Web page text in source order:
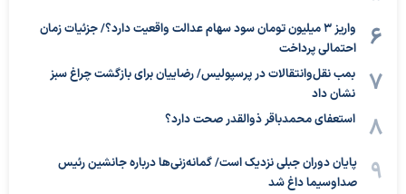
واریز ۳ میلیون تومان سود سهام عدالت واقعیت دارد؟/ جزئیات زمان
احتمالی پرداخت
بمب نقل‌وانتقالات در پرسپولیس/ رضاییان برای بازگشت چراغ سبز
نشان داد
استعفای محمدباقر ذوالقدر صحت دارد؟
پایان دوران جبلی نزدیک است/ گمانه‌زنی‌ها درباره جانشین رئیس
صداوسیما داغ شد